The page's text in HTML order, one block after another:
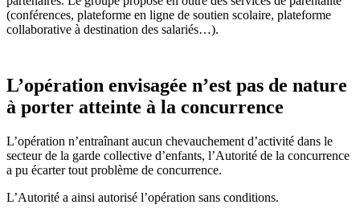
(conférences, plateforme en ligne de soutien scolaire, plateforme
collaborative à destination des salariés…).
L’opération envisagée n’est pas de nature
à porter atteinte à la concurrence
L’opération n’entraînant aucun chevauchement d’activité dans le
secteur de la garde collective d’enfants, l’Autorité de la concurrence
a pu écarter tout problème de concurrence.
L’Autorité a ainsi autorisé l’opération sans conditions.